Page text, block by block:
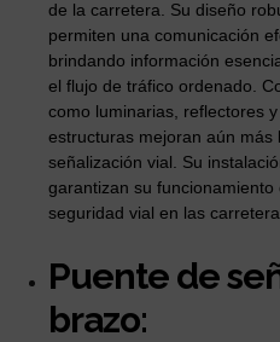
de la carretera. Su diseño
permiten una comunicación
brindando información
el flujo de tráfico ordenado.
como luminarias, reflectores
estructuras mejoran aún más
señalización vial. Su
garantizan su
seguridad vial en las
Puente de
brazo: